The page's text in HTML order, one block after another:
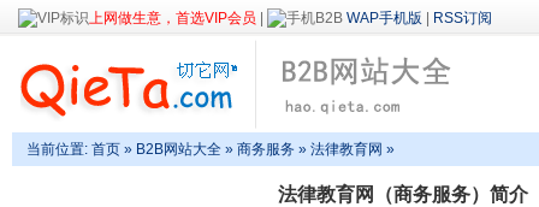
上网做生意，首选VIP会员 WAP手机版 RSS订阅
当前位置: 首页 » B2B网站大全 » 商务服务 » 法律教育网 »
法律教育网（商务服务）简介